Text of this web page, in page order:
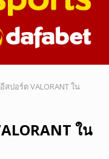
สปอร์ต VALORANT ใน
ใน